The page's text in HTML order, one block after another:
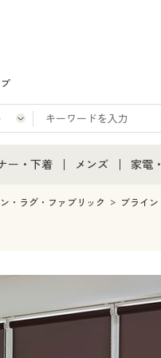
ー・下着
ー・下着通販すべて
下着
ア・ティーンズ下着
メンズ
メンズ通販すべ
メンズ下着
家電
家電
キッ
・ラグ・ファブリック ブライ